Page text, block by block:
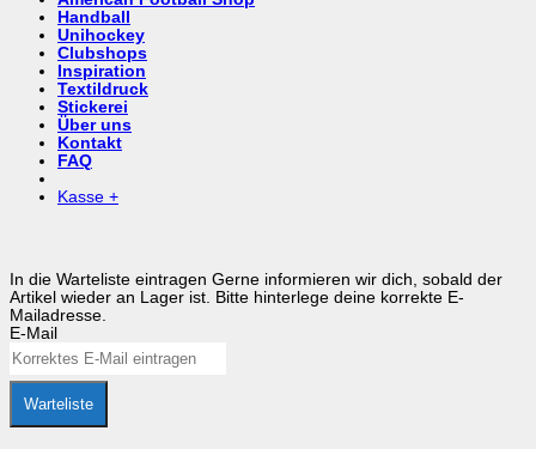
Handball
Unihockey
Clubshops
Inspiration
Textildruck
Stickerei
Über uns
Kontakt
FAQ
Kasse +
In die Warteliste eintragen Gerne informieren wir dich, sobald der
Artikel wieder an Lager ist. Bitte hinterlege deine korrekte E-
Mailadresse.
E-Mail
Warteliste